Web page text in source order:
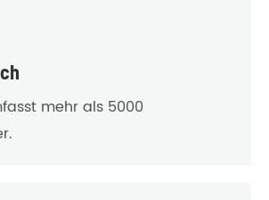
mehr als 5000